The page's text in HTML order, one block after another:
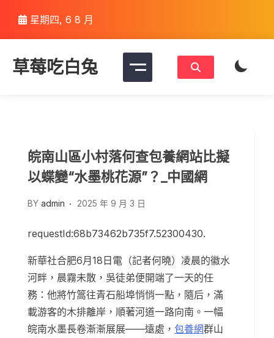
content
星期四, 6 8 月
草莓吃白兔
皖南山區小村落何查包養網站比擬
以蝶變“水墨桃花源”？_中國網
BY admin 2025 年 9 月 3 日
requestId:68b73462b735f7.52300430.
新華社合肥6月18日電（記者何曉）凌晨的徽水
河畔，晨霧未散，吳徒弟便開端了一天的任
務：他將竹篙往青石船埠悄悄一點，隨后，滿
載游客的木排離岸，順著河道一路向南。一幅
皖南水墨長卷漸漸展展——遠處， 包養網群山